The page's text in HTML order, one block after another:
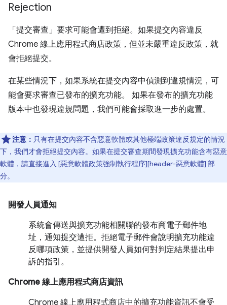
Rejection
「提交審查」要求可能會遭到拒絕。如果提交內容違反
Chrome 線上應用程式商店政策，但並未嚴重違反政策，就
會拒絕提交。
在某些情況下，如果系統在提交內容中偵測到違規情況，可
能會要求審查已發布的擴充功能。 如果在發布的擴充功能
版本中也發現違規問題，我們可能會採取進一步的處置。
注意： 只有在提交內容不含惡意軟體或其他極端政策違反規定的情況
下，我們才會拒絕提交內容。如果在提交審查期間發現擴充功能含有惡意
軟體，請直接進入 [惡意軟體政策強制執行程序][header-惡意軟體] 部
分。
開發人員通知
系統會傳送與擴充功能相關聯的發布商電子郵件地
址，通知提交遭拒。拒絕電子郵件會說明擴充功能違
反哪項政策，並提供開發人員如何對判定結果提出申
訴的指引。
Chrome 線上應用程式商店資訊
Chrome 線上應用程式商店中的擴充功能資訊不會受